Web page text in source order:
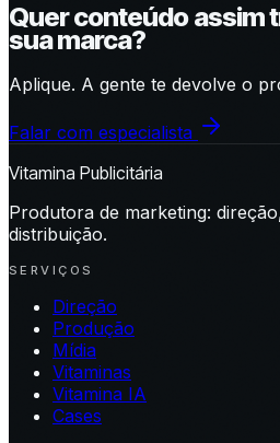
Quer conteúdo assim
sua marca?
Aplique. A gente te devolve o
Falar com especialista
Vitamina Publicitária
Produtora de marketing:
distribuição.
SERVIÇOS
Direção
Produção
Mídia
Vitaminas
Vitamina IA
Cases